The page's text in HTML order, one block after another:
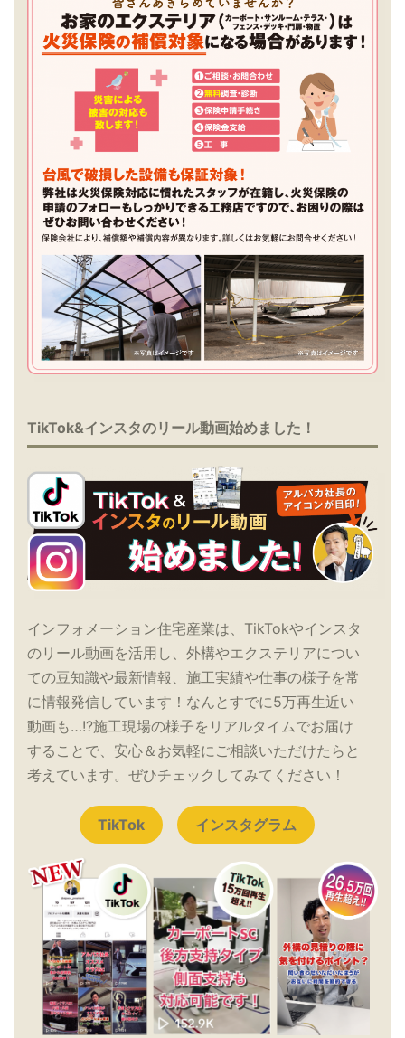
TikTok&インスタのリール動画始めました！
インフォメーション住宅産業は、TikTokやインスタ
のリール動画を活用し、外構やエクステリアについ
ての豆知識や最新情報、施工実績や仕事の様子を常
に情報発信しています！なんとすでに5万再生近い
動画も…!?施工現場の様子をリアルタイムでお届け
することで、安心＆お気軽にご相談いただけたらと
考えています。ぜひチェックしてみてください！
TikTok インスタグラム